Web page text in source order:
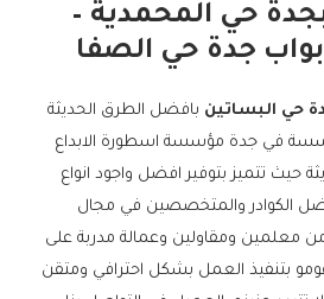
حي المحمدية –
جدة حي الصفا
حي البساتين بافضل الطرق الحديثة
في جدة مؤسسة اسطورة الابداع
حيث تتميز بتوفير افضل واجود انواع
الكوادر والمتخصصين في مجال
من معلمين ومقاولين وعمالة مدربة على
بتنفيذ العمل بشكل احترافي ومتقن